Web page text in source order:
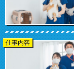
仕事内容